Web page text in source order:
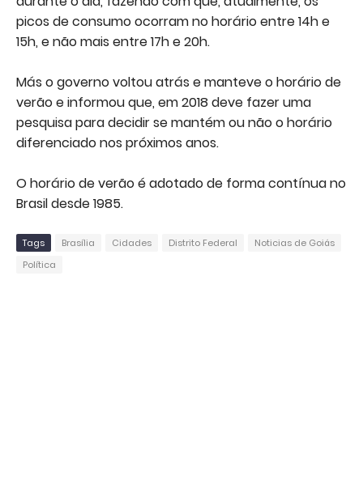
picos de consumo ocorram no horário entre 14h e
15h, e não mais entre 17h e 20h.
Más o governo voltou atrás e manteve o horário de
verão e informou que, em 2018 deve fazer uma
pesquisa para decidir se mantém ou não o horário
diferenciado nos próximos anos.
O horário de verão é adotado de forma contínua no
Brasil desde 1985.
Tags Brasília Cidades Distrito Federal
Noticias de Goiás
Política